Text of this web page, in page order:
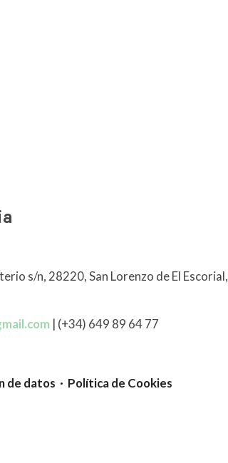
s/n, 28220, San Lorenzo de El Escorial,
| (+34) 649 89 64 77
de datos · Política de Cookies